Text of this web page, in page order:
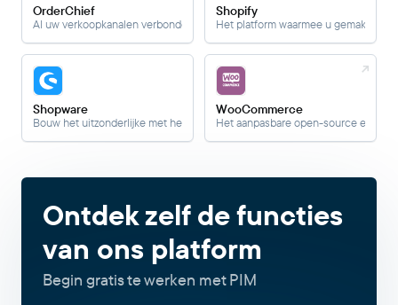
OrderChief
Al uw verkoopkanalen verbonden met uw ERP met één link.
Shopify
Het platform waarmee u gemakkelijk
Shopware
Bouw het uitzonderlijke met het toonaangevende open commerce platform.
WooCommerce
Het aanpasbare open-source e-
Ontdek zelf de functies
van ons platform
Begin gratis te werken met PIM